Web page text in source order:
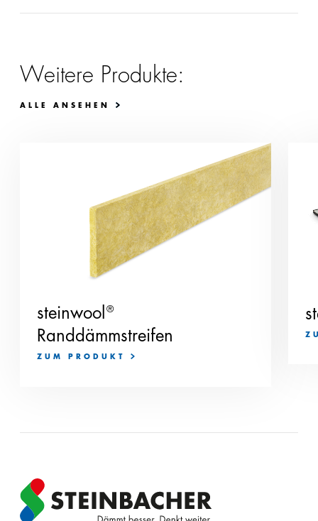
Weitere Produkte:
ALLE ANSEHEN
steinwool ®
Randdämmstreifen
ZUM PRODUKT